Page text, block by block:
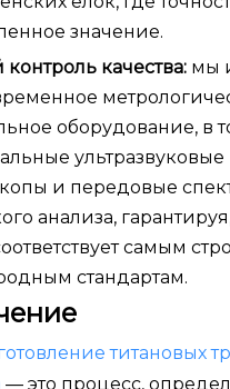
значение.
контроль качества: мы
оборудование, в
ультразвуковые
и передовые
анализа,
самым
стандартам.
титановых
— это процесс,